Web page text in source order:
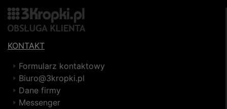
KONTAKT
Formularz kontaktowy
Biuro@3kropki.pl
Dane firmy
Messenger